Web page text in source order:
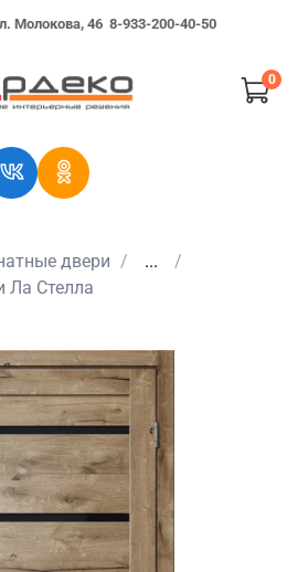
Молокова, 46 8-933-200-40-50
0
двери
...
Ла Стелла